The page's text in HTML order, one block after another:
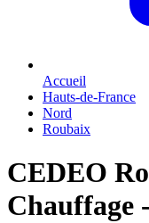
Accueil
Hauts-de-France
Nord
Roubaix
CEDEO
Chauffage